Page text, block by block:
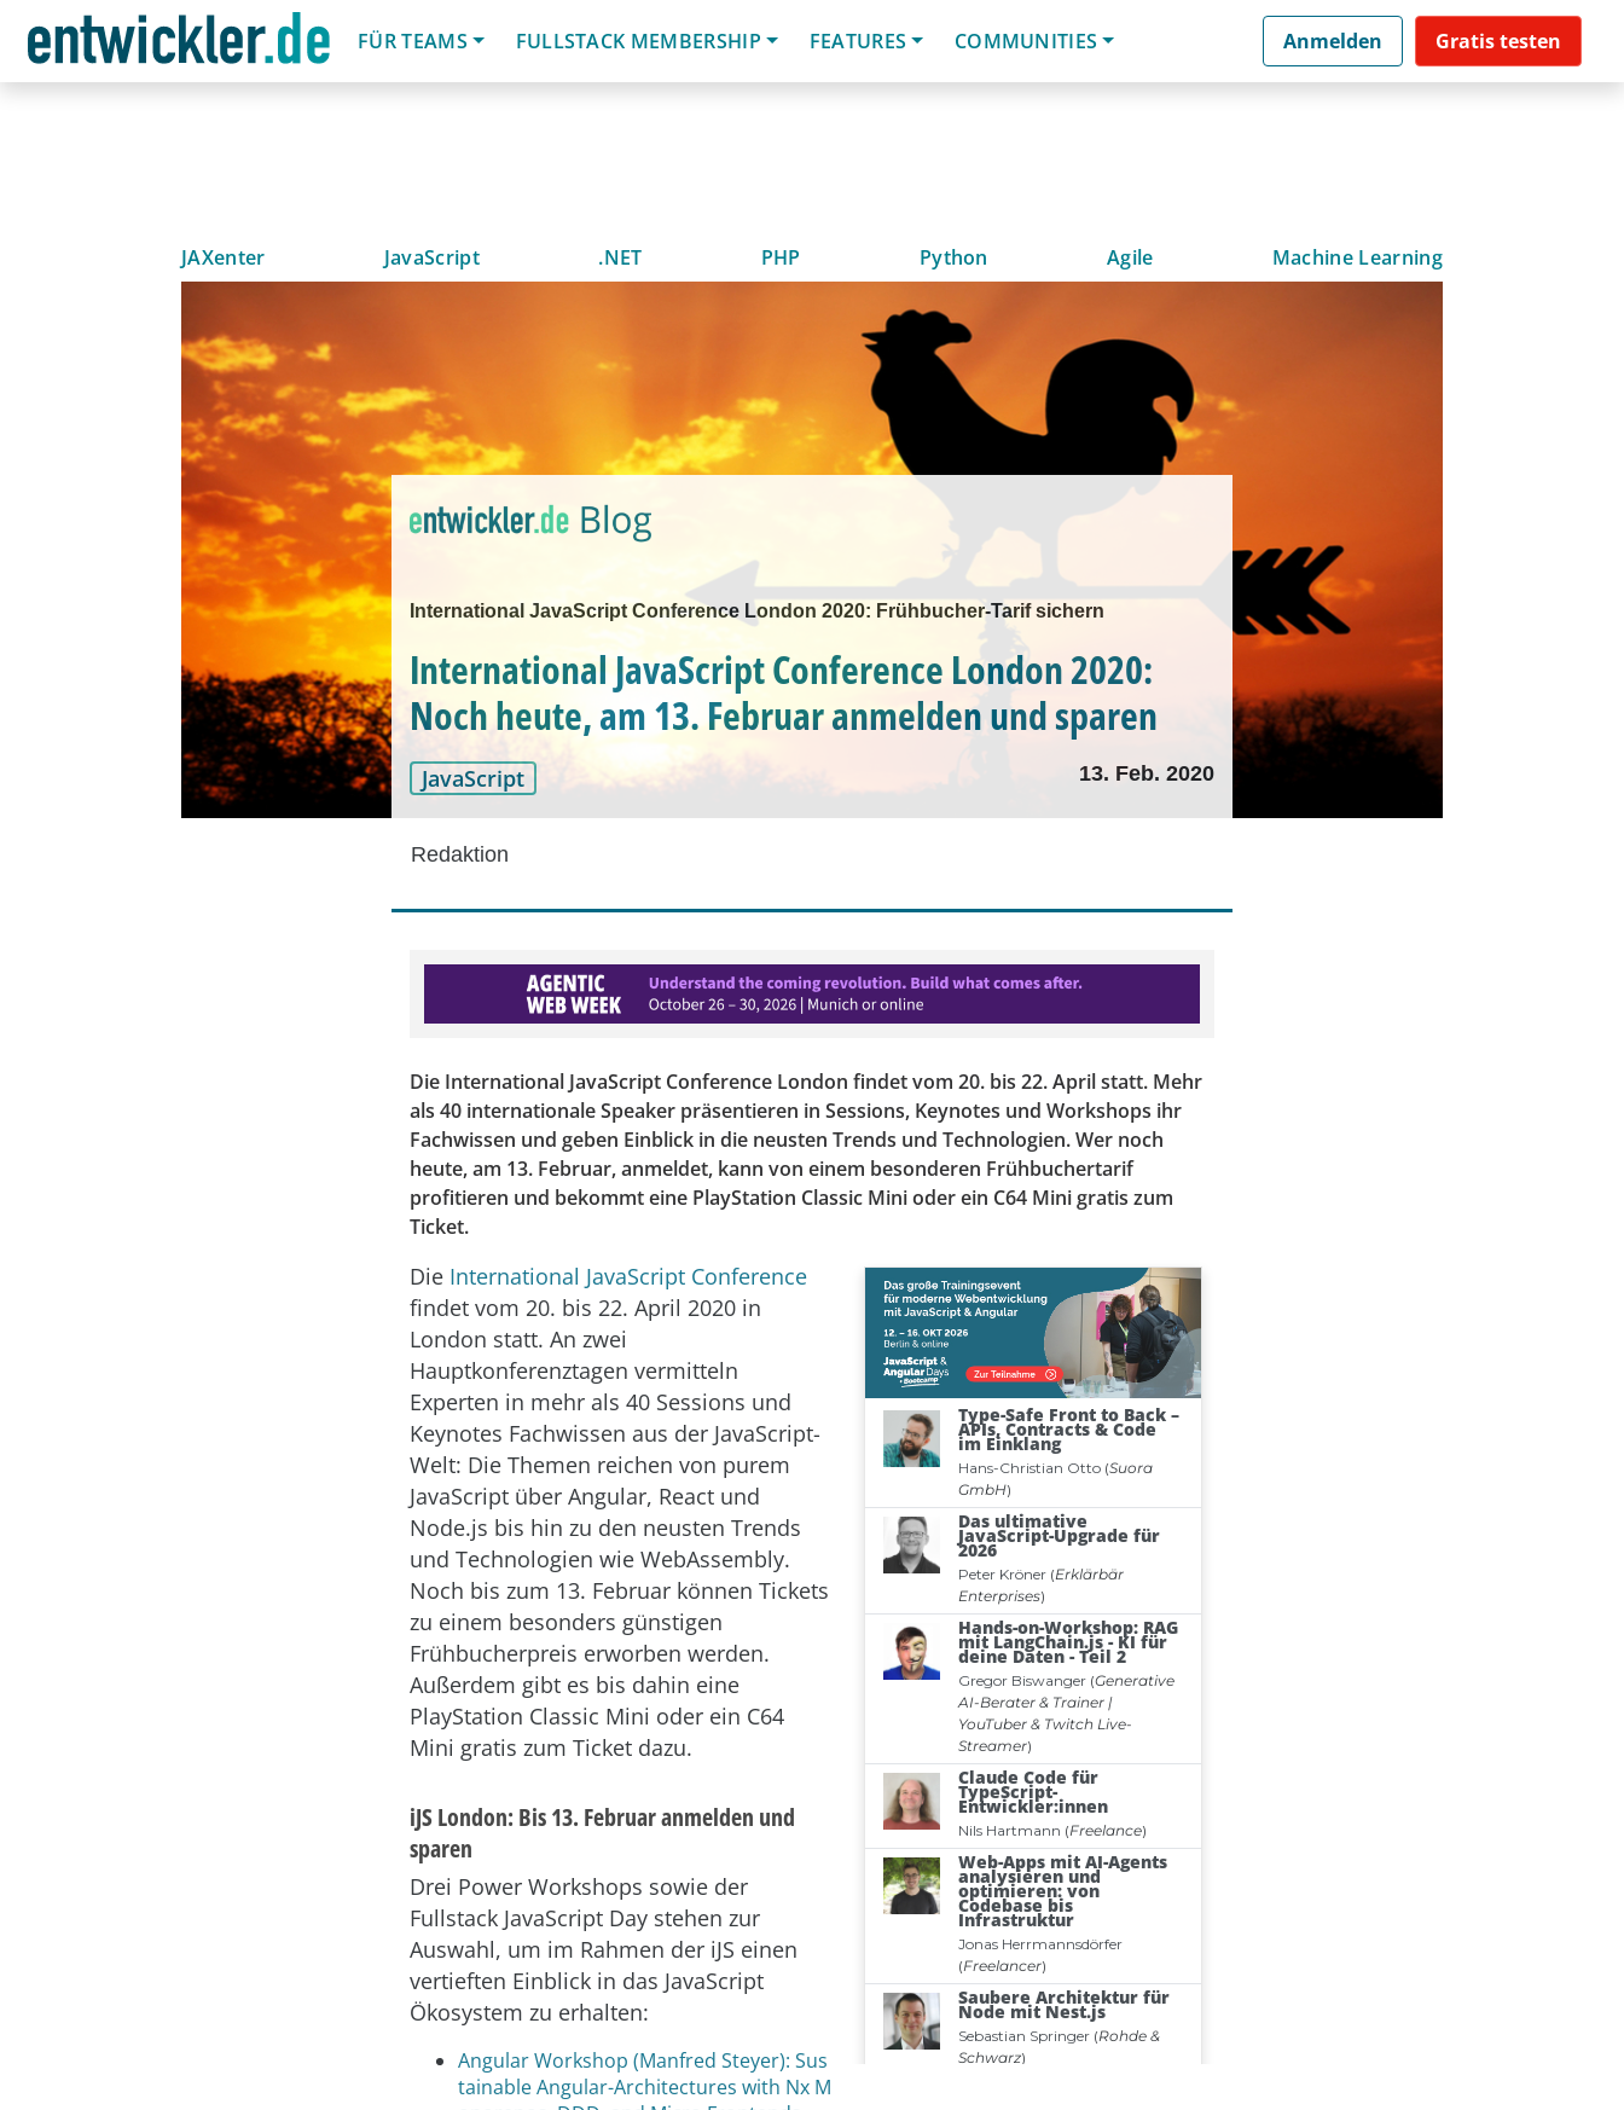
FÜR TEAMS
FULLSTACK MEMBERSHIP FEATURES COMMUNITIES Anmelden Gratis testen
JAXenter JavaScript .NET PHP Python Agile Machine Learning
International JavaScript Conference London 2020: Frühbucher-Tarif sichern
International JavaScript Conference London 2020:
Noch heute, am 13. Februar anmelden und sparen
JavaScript 13. Feb. 2020
Redaktion
Die International JavaScript Conference London findet vom 20. bis 22. April statt. Mehr
als 40 internationale Speaker präsentieren in Sessions, Keynotes und Workshops ihr
Fachwissen und geben Einblick in die neusten Trends und Technologien. Wer noch
heute, am 13. Februar, anmeldet, kann von einem besonderen Frühbuchertarif
profitieren und bekommt eine PlayStation Classic Mini oder ein C64 Mini gratis zum
Ticket.
Die International JavaScript Conference
findet vom 20. bis 22. April 2020 in
London statt. An zwei
Hauptkonferenztagen vermitteln
Experten in mehr als 40 Sessions und
Keynotes Fachwissen aus der JavaScript-
Welt: Die Themen reichen von purem
JavaScript über Angular, React und
Node.js bis hin zu den neusten Trends
und Technologien wie WebAssembly.
Noch bis zum 13. Februar können Tickets
zu einem besonders günstigen
Frühbucherpreis erworben werden.
Außerdem gibt es bis dahin eine
PlayStation Classic Mini oder ein C64
Mini gratis zum Ticket dazu.
iJS London: Bis 13. Februar anmelden und
sparen
Drei Power Workshops sowie der
Fullstack JavaScript Day stehen zur
Auswahl, um im Rahmen der iJS einen
vertieften Einblick in das JavaScript
Ökosystem zu erhalten:
Angular Workshop (Manfred Steyer): Sus
tainable Angular-Architectures with Nx M